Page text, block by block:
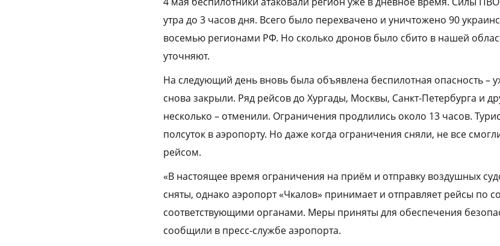
утра до 3 часов дня. Всего было перехвачено и уничтожено 90
восемью регионами РФ. Но сколько дронов было сбито в нашей
уточняют.
На следующий день вновь была объявлена беспилотная опасность –
снова закрыли. Ряд рейсов до Хурга­ды, Москвы, Санкт-Петербурга и
несколько – отменили. Ограничения продлились около 13 часов.
полсуток в аэропорту. Но даже когда ограничения сняли, не все
рейсом.
«В настоящее время ограничения на приём и отправку воздушных
сняты, однако аэропорт «Чкалов» принимает и отправляет рейсы по
соответствующими органами. Меры приняты для обеспечения
сообщили в пресс-службе аэропорта.